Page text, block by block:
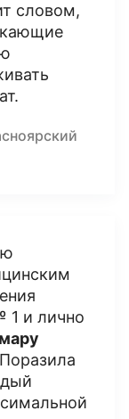
словом,
1 и лично